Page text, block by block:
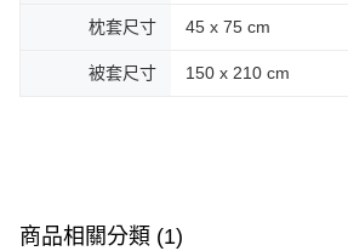
枕套尺寸 45 x 75 cm
被套尺寸 150 x 210 cm
商品相關分類 (1)